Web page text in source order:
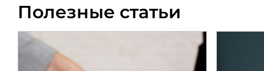
Полезные статьи